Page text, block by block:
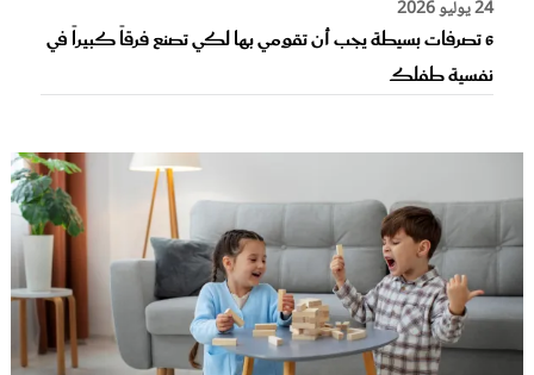
24 يوليو 2026
6 تصرفات بسيطة يجب أن تقومي بها لكي تصنع فرقاً كبيراً في
نفسية طفلك